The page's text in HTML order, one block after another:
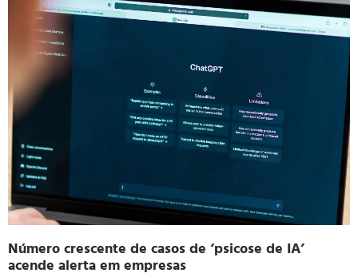
Número crescente de casos de ‘psicose de IA’
acende alerta em empresas